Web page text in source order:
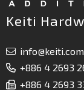
Keiti
info@keiti.com
+886 4 2693
+886 4 2693